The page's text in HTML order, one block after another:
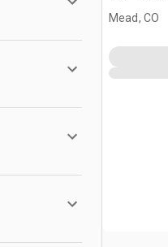
Mead, CO